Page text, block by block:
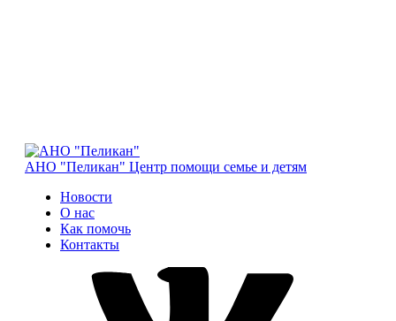
АНО "Пеликан" Центр помощи семье и детям
Новости
О нас
Как помочь
Контакты